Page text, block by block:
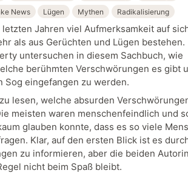
News Lügen Mythen Radikalisierung
Jahren viel Aufmerksamkeit auf
als aus Gerüchten und Lügen bestehen.
untersuchen in diesem Sachbuch, wie
berühmten Verschwörungen es gibt
Sog eingefangen zu werden.
lesen, welche absurden
meisten waren menschenfeindlich und
glauben konnte, dass es so viele
Klar, auf den ersten Blick ist es
zu informieren, aber die beiden
nicht beim Spaß bleibt.